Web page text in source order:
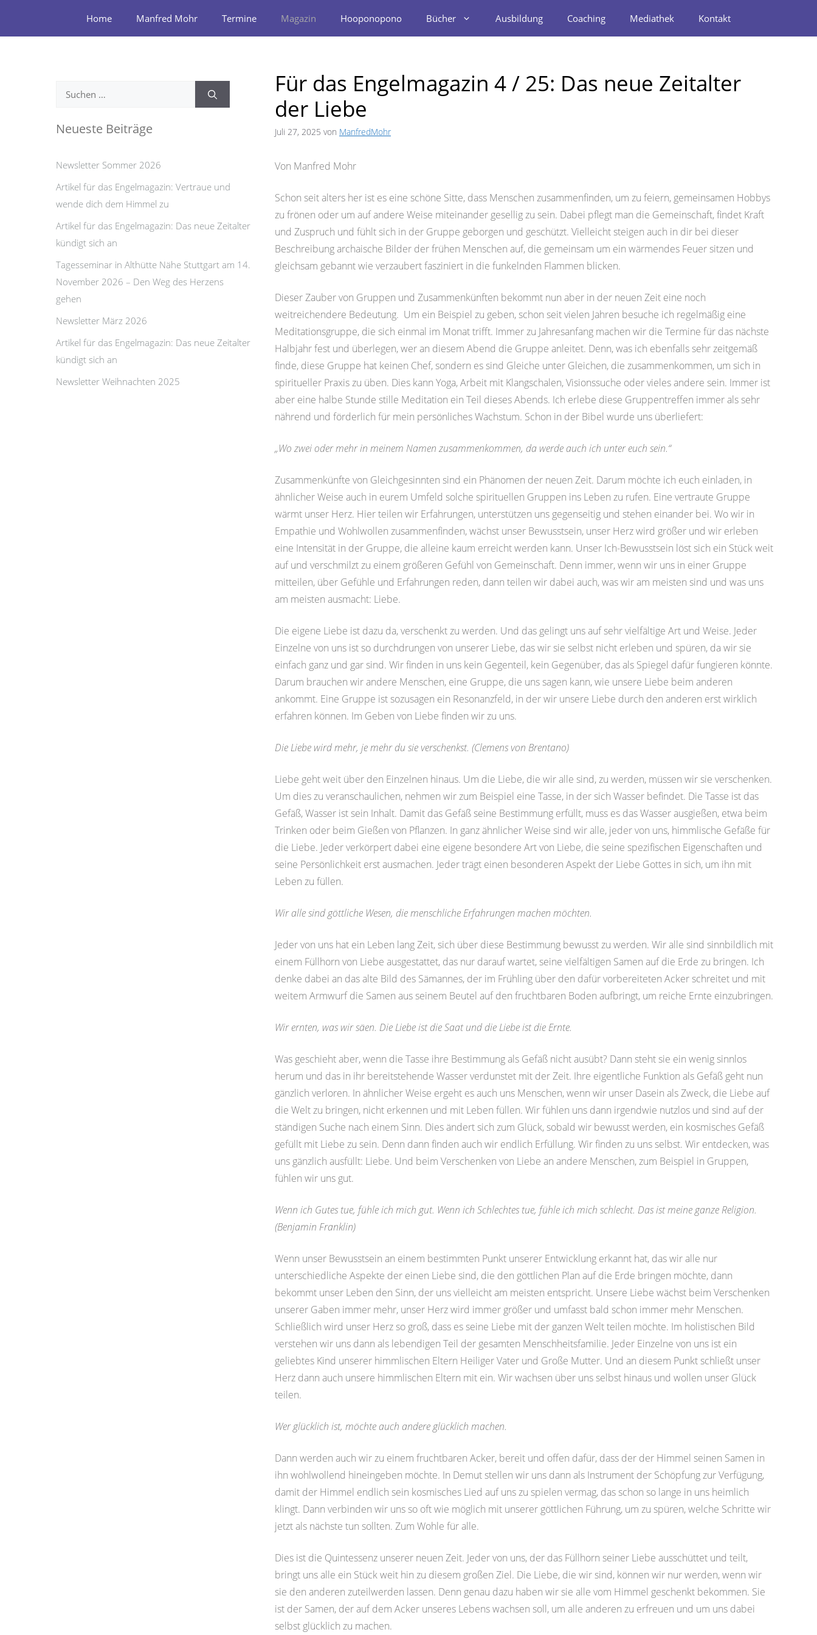
Home Manfred Mohr Termine Magazin Hooponopono Bücher Ausbildung Coaching Mediathek Kontakt
Für das Engelmagazin 4 / 25: Das neue Zeitalter
der Liebe
Juli 27, 2025 von ManfredMohr
Von Manfred Mohr
Schon seit alters her ist es eine schöne Sitte, dass Menschen zusammenfinden, um zu feiern, gemeinsamen Hobbys
zu frönen oder um auf andere Weise miteinander gesellig zu sein. Dabei pflegt man die Gemeinschaft, findet Kraft
und Zuspruch und fühlt sich in der Gruppe geborgen und geschützt. Vielleicht steigen auch in dir bei dieser
Beschreibung archaische Bilder der frühen Menschen auf, die gemeinsam um ein wärmendes Feuer sitzen und
gleichsam gebannt wie verzaubert fasziniert in die funkelnden Flammen blicken.
Dieser Zauber von Gruppen und Zusammenkünften bekommt nun aber in der neuen Zeit eine noch
weitreichendere Bedeutung. Um ein Beispiel zu geben, schon seit vielen Jahren besuche ich regelmäßig eine
Meditationsgruppe, die sich einmal im Monat trifft. Immer zu Jahresanfang machen wir die Termine für das nächste
Halbjahr fest und überlegen, wer an diesem Abend die Gruppe anleitet. Denn, was ich ebenfalls sehr zeitgemäß
finde, diese Gruppe hat keinen Chef, sondern es sind Gleiche unter Gleichen, die zusammenkommen, um sich in
spiritueller Praxis zu üben. Dies kann Yoga, Arbeit mit Klangschalen, Visionssuche oder vieles andere sein. Immer ist
aber eine halbe Stunde stille Meditation ein Teil dieses Abends. Ich erlebe diese Gruppentreffen immer als sehr
nährend und förderlich für mein persönliches Wachstum. Schon in der Bibel wurde uns überliefert:
„Wo zwei oder mehr in meinem Namen zusammenkommen, da werde auch ich unter euch sein.“
Zusammenkünfte von Gleichgesinnten sind ein Phänomen der neuen Zeit. Darum möchte ich euch einladen, in
ähnlicher Weise auch in eurem Umfeld solche spirituellen Gruppen ins Leben zu rufen. Eine vertraute Gruppe
wärmt unser Herz. Hier teilen wir Erfahrungen, unterstützen uns gegenseitig und stehen einander bei. Wo wir in
Empathie und Wohlwollen zusammenfinden, wächst unser Bewusstsein, unser Herz wird größer und wir erleben
eine Intensität in der Gruppe, die alleine kaum erreicht werden kann. Unser Ich-Bewusstsein löst sich ein Stück weit
auf und verschmilzt zu einem größeren Gefühl von Gemeinschaft. Denn immer, wenn wir uns in einer Gruppe
mitteilen, über Gefühle und Erfahrungen reden, dann teilen wir dabei auch, was wir am meisten sind und was uns
am meisten ausmacht: Liebe.
Die eigene Liebe ist dazu da, verschenkt zu werden. Und das gelingt uns auf sehr vielfältige Art und Weise. Jeder
Einzelne von uns ist so durchdrungen von unserer Liebe, das wir sie selbst nicht erleben und spüren, da wir sie
einfach ganz und gar sind. Wir finden in uns kein Gegenteil, kein Gegenüber, das als Spiegel dafür fungieren könnte.
Darum brauchen wir andere Menschen, eine Gruppe, die uns sagen kann, wie unsere Liebe beim anderen
ankommt. Eine Gruppe ist sozusagen ein Resonanzfeld, in der wir unsere Liebe durch den anderen erst wirklich
erfahren können. Im Geben von Liebe finden wir zu uns.
Die Liebe wird mehr, je mehr du sie verschenkst. (Clemens von Brentano)
Liebe geht weit über den Einzelnen hinaus. Um die Liebe, die wir alle sind, zu werden, müssen wir sie verschenken.
Um dies zu veranschaulichen, nehmen wir zum Beispiel eine Tasse, in der sich Wasser befindet. Die Tasse ist das
Gefäß, Wasser ist sein Inhalt. Damit das Gefäß seine Bestimmung erfüllt, muss es das Wasser ausgießen, etwa beim
Trinken oder beim Gießen von Pflanzen. In ganz ähnlicher Weise sind wir alle, jeder von uns, himmlische Gefäße für
die Liebe. Jeder verkörpert dabei eine eigene besondere Art von Liebe, die seine spezifischen Eigenschaften und
seine Persönlichkeit erst ausmachen. Jeder trägt einen besonderen Aspekt der Liebe Gottes in sich, um ihn mit
Leben zu füllen.
Wir alle sind göttliche Wesen, die menschliche Erfahrungen machen möchten.
Jeder von uns hat ein Leben lang Zeit, sich über diese Bestimmung bewusst zu werden. Wir alle sind sinnbildlich mit
einem Füllhorn von Liebe ausgestattet, das nur darauf wartet, seine vielfältigen Samen auf die Erde zu bringen. Ich
denke dabei an das alte Bild des Sämannes, der im Frühling über den dafür vorbereiteten Acker schreitet und mit
weitem Armwurf die Samen aus seinem Beutel auf den fruchtbaren Boden aufbringt, um reiche Ernte einzubringen.
Wir ernten, was wir säen. Die Liebe ist die Saat und die Liebe ist die Ernte.
Was geschieht aber, wenn die Tasse ihre Bestimmung als Gefäß nicht ausübt? Dann steht sie ein wenig sinnlos
herum und das in ihr bereitstehende Wasser verdunstet mit der Zeit. Ihre eigentliche Funktion als Gefäß geht nun
gänzlich verloren. In ähnlicher Weise ergeht es auch uns Menschen, wenn wir unser Dasein als Zweck, die Liebe auf
die Welt zu bringen, nicht erkennen und mit Leben füllen. Wir fühlen uns dann irgendwie nutzlos und sind auf der
ständigen Suche nach einem Sinn. Dies ändert sich zum Glück, sobald wir bewusst werden, ein kosmisches Gefäß
gefüllt mit Liebe zu sein. Denn dann finden auch wir endlich Erfüllung. Wir finden zu uns selbst. Wir entdecken, was
uns gänzlich ausfüllt: Liebe. Und beim Verschenken von Liebe an andere Menschen, zum Beispiel in Gruppen,
fühlen wir uns gut.
Wenn ich Gutes tue, fühle ich mich gut. Wenn ich Schlechtes tue, fühle ich mich schlecht. Das ist meine ganze Religion.
(Benjamin Franklin)
Wenn unser Bewusstsein an einem bestimmten Punkt unserer Entwicklung erkannt hat, das wir alle nur
unterschiedliche Aspekte der einen Liebe sind, die den göttlichen Plan auf die Erde bringen möchte, dann
bekommt unser Leben den Sinn, der uns vielleicht am meisten entspricht. Unsere Liebe wächst beim Verschenken
unserer Gaben immer mehr, unser Herz wird immer größer und umfasst bald schon immer mehr Menschen.
Schließlich wird unser Herz so groß, dass es seine Liebe mit der ganzen Welt teilen möchte. Im holistischen Bild
verstehen wir uns dann als lebendigen Teil der gesamten Menschheitsfamilie. Jeder Einzelne von uns ist ein
geliebtes Kind unserer himmlischen Eltern Heiliger Vater und Große Mutter. Und an diesem Punkt schließt unser
Herz dann auch unsere himmlischen Eltern mit ein. Wir wachsen über uns selbst hinaus und wollen unser Glück
teilen.
Wer glücklich ist, möchte auch andere glücklich machen.
Dann werden auch wir zu einem fruchtbaren Acker, bereit und offen dafür, dass der der Himmel seinen Samen in
ihn wohlwollend hineingeben möchte. In Demut stellen wir uns dann als Instrument der Schöpfung zur Verfügung,
damit der Himmel endlich sein kosmisches Lied auf uns zu spielen vermag, das schon so lange in uns heimlich
klingt. Dann verbinden wir uns so oft wie möglich mit unserer göttlichen Führung, um zu spüren, welche Schritte wir
jetzt als nächste tun sollten. Zum Wohle für alle.
Dies ist die Quintessenz unserer neuen Zeit. Jeder von uns, der das Füllhorn seiner Liebe ausschüttet und teilt,
bringt uns alle ein Stück weit hin zu diesem großen Ziel. Die Liebe, die wir sind, können wir nur werden, wenn wir
sie den anderen zuteilwerden lassen. Denn genau dazu haben wir sie alle vom Himmel geschenkt bekommen. Sie
ist der Samen, der auf dem Acker unseres Lebens wachsen soll, um alle anderen zu erfreuen und um uns dabei
selbst glücklich zu machen.
Suchen
Neueste Beiträge
Newsletter Sommer 2026
Artikel für das Engelmagazin: Vertraue und
wende dich dem Himmel zu
Artikel für das Engelmagazin: Das neue Zeitalter
kündigt sich an
Tagesseminar in Althütte Nähe Stuttgart am 14.
November 2026 – Den Weg des Herzens
gehen
Newsletter März 2026
Artikel für das Engelmagazin: Das neue Zeitalter
kündigt sich an
Newsletter Weihnachten 2025